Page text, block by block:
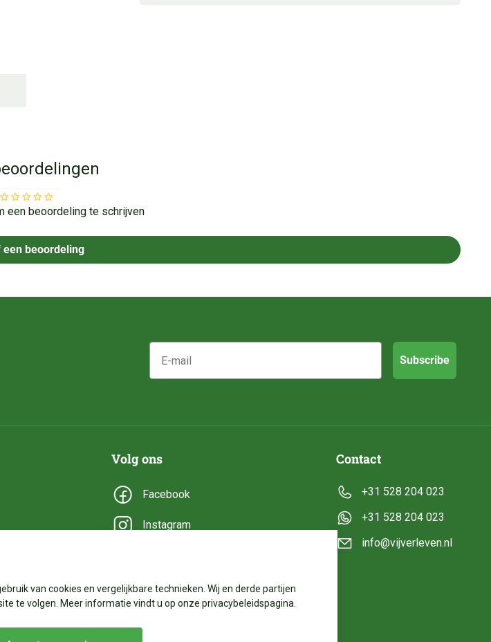
een beoordeling te schrijven
een beoordeling
E-mail
Subscribe
Volg ons
Facebook
Instagram
Contact
+31 528 204 023
+31 528 204 023
info@vijverleven.nl
van cookies en vergelijkbare technieken. Wij en derde partijen
te volgen. Meer informatie vindt u op onze privacybeleidspagina.